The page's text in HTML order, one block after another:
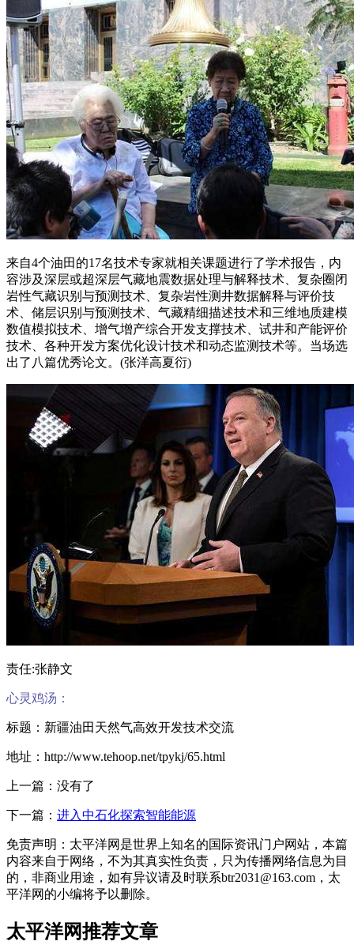
来自4个油田的17名技术专家就相关课题进行了学术报告，内
容涉及深层或超深层气藏地震数据处理与解释技术、复杂圈闭
岩性气藏识别与预测技术、复杂岩性测井数据解释与评价技
术、储层识别与预测技术、气藏精细描述技术和三维地质建模
数值模拟技术、增气增产综合开发支撑技术、试井和产能评价
技术、各种开发方案优化设计技术和动态监测技术等。当场选
出了八篇优秀论文。(张洋高夏衍)
责任:张静文
心灵鸡汤：
标题：新疆油田天然气高效开发技术交流
地址：http://www.tehoop.net/tpykj/65.html
上一篇：没有了
下一篇： 进入中石化探索智能能源
免责声明：太平洋网是世界上知名的国际资讯门户网站，本篇
内容来自于网络，不为其真实性负责，只为传播网络信息为目
的，非商业用途，如有异议请及时联系btr2031@163.com，太
平洋网的小编将予以删除。
太平洋网推荐文章